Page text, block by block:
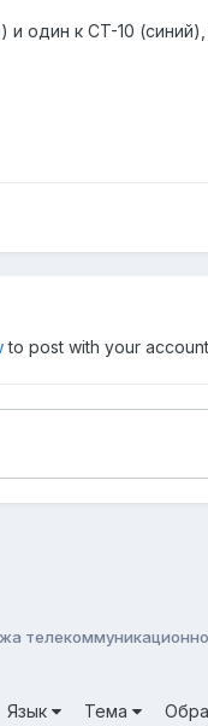
один к CT-10
to post with your
Язык Тема